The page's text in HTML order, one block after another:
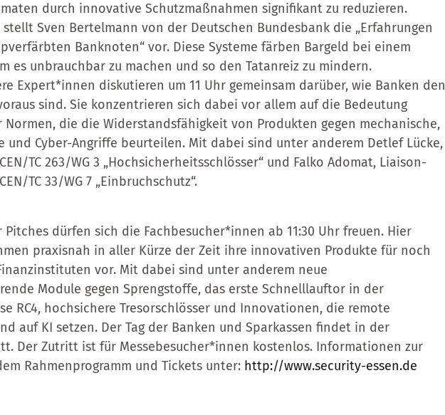
durch innovative Schutzmaßnahmen signifikant zu reduzieren.
stellt Sven Bertelmann von der Deutschen Bundesbank die „Erfahrungen
Banknoten“ vor. Diese Systeme färben Bargeld bei einem
es unbrauchbar zu machen und so den Tatanreiz zu mindern.
Expert*innen diskutieren um 11 Uhr gemeinsam darüber, wie Banken den
sind. Sie konzentrieren sich dabei vor allem auf die Bedeutung
Normen, die die Widerstandsfähigkeit von Produkten gegen mechanische,
und Cyber-Angriffe beurteilen. Mit dabei sind unter anderem Detlef Lücke,
TC 263/WG 3 „Hochsicherheitsschlösser“ und Falko Adomat, Liaison-
TC 33/WG 7 „Einbruchschutz“.
dürfen sich die Fachbesucher*innen ab 11:30 Uhr freuen. Hier
praxisnah in aller Kürze der Zeit ihre innovativen Produkte für noch
vor. Mit dabei sind unter anderem neue
Module gegen Sprengstoffe, das erste Schnelllauftor in der
RC4, hochsichere Tresorschlösser und Innovationen, die remote
auf KI setzen. Der Tag der Banken und Sparkassen findet in der
Der Zutritt ist für Messebesucher*innen kostenlos. Informationen zur
Rahmenprogramm und Tickets unter: http://www.security-essen.de